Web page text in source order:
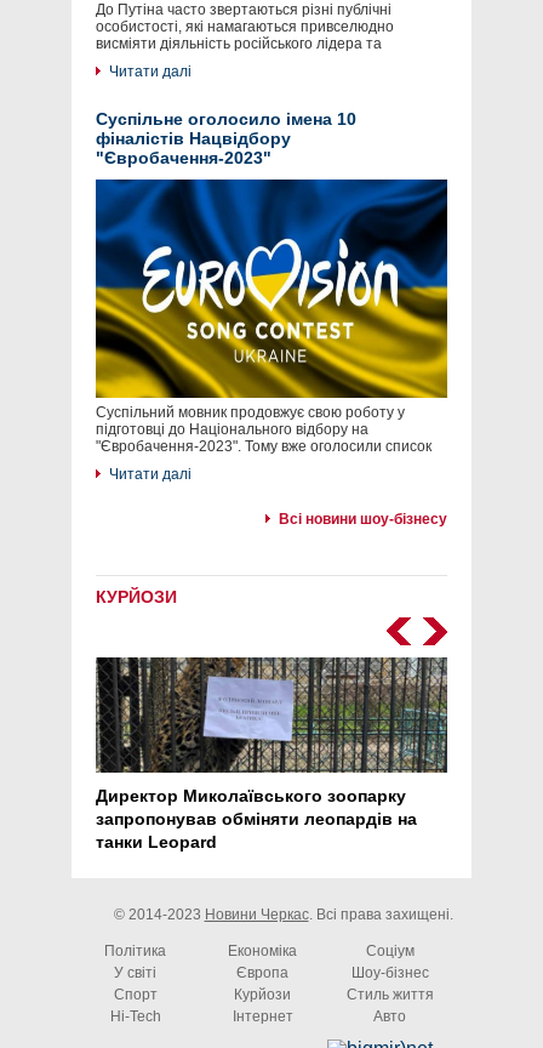
До Путіна часто звертаються різні публічні
особистості, які намагаються привселюдно
висміяти діяльність російського лідера та
Читати далі
Суспільне оголосило імена 10
фіналістів Нацвідбору
"Євробачення-2023"
Суспільний мовник продовжує свою роботу у
підготовці до Національного відбору на
"Євробачення-2023". Тому вже оголосили список
Читати далі
Всі новини шоу-бізнесу
КУРЙОЗИ
Директор Миколаївського зоопарку
запропонував обміняти леопардів на
танки Leopard
© 2014-2023 Новини Черкас. Всі права захищені.
Політика Економіка
Соціум
У світі
Європа
Шоу-бізнес
Спорт
Курйози
Стиль життя
Hi-Tech
Інтернет Авто